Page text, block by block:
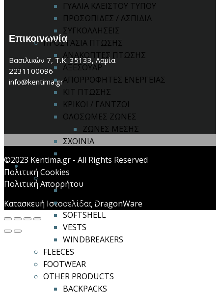
ΓΥΑΛΙΑ ΚΛΕΙΣΤΟΥ ΤΥΠΟΥ
ΠΡΟΣΩΠΙΔΕΣ / ΑΣΠΙΔΙΑ
ΣΥΓΚΟΛΛΗΣΕΙΣ
ΠΡΟΣΤΑΣΙΑ ΠΤΩΣΗΣ
ΑΝΑΚΟΠΤΕΣ ΠΤΩΣΗΣ
ΑΞΕΣΟΥΑΡ
ΑΠΟΡΡΟΦΗΤΕΣ ΕΝΕΡΓΕΙΑΣ
ΚΙΤ ΠΤΩΣΗΣ
ΚΡΙΚΟΙ / ΓΑΝΤΖΟΙ
ΟΛΟΣΩΜΕΣ ΖΩΝΕΣ
ΖΩΝΕΣ ΜΕΣΗΣ
ΣΧΟΙΝΙΑ
ROLY CASUAL & SPORT
COATS
COATS
RAINCOATS
SOFTSHELL
VESTS
WINDBREAKERS
FLEECES
FOOTWEAR
OTHER PRODUCTS
BACKPACKS
Επικοινωνία
Βασιλικών 7, Τ.Κ. 35133, Λαμία
2231100096
info@kentima.gr
©2023 Kentima.gr - All Rights Reserved
Πολιτική Cookies
Πολιτική Απορρήτου
Κατασκευή Ιστοσελίδας DragonWare